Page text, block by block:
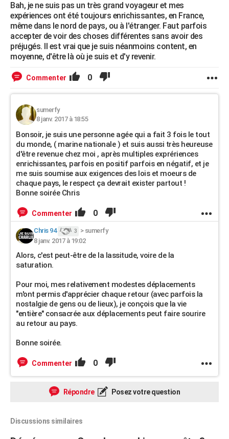
Bah, je ne suis pas un très grand voyageur et mes
expériences ont été toujours enrichissantes, en France,
même dans le nord de pays, ou à l'étranger. Faut parfois
accepter de voir des choses différentes sans avoir des
préjugés. Il est vrai que je suis néanmoins content, en
moyenne, d'être là où je suis et d'y revenir.
Commenter 0
sumerfy
8 janv. 2017 à 18:55
Bonsoir, je suis une personne agée qui a fait 3 fois le tout
du monde, ( marine nationale ) et suis aussi très heureuse
d'être revenue chez moi , après multiples exprériences
enrichissantes, parfois en positif parfois en négatif, et je
me suis soumise aux exigences des lois et moeurs de
chaque pays, le respect ça devrait exister partout !
Bonne soirée Chris
Commenter 0
Chris 94 3 > sumerfy
8 janv. 2017 à 19:02
Alors, c'est peut-être de la lassitude, voire de la
saturation.
Pour moi, mes relativement modestes déplacements
m'ont permis d'apprécier chaque retour (avec parfois la
nostalgie de gens ou de lieux), je conçois que la vie
"entière" consacrée aux déplacements peut faire sourire
au retour au pays.
Bonne soirée.
Commenter 0
Répondre Posez votre question
Discussions similaires